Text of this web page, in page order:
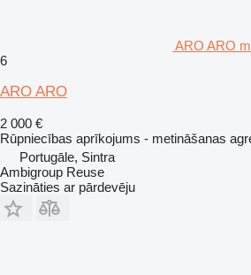
ARO ARO
6
ARO ARO
2 000 €
Rūpniecības aprīkojums - metināšanas
Portugāle, Sintra
Ambigroup Reuse
Sazināties ar pārdevēju